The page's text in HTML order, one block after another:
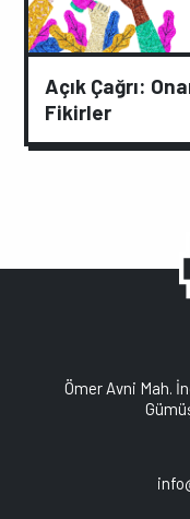
Açık Çağrı:
Fikirler
Ömer Avni Mah.